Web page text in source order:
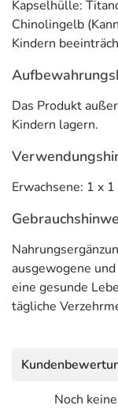
Kapselhülle:
Chinolingelb
Kindern
Das Produkt
Kindern lagern.
Erwachsene: 1 x
ausgewogene
eine gesunde
tägliche
Noch